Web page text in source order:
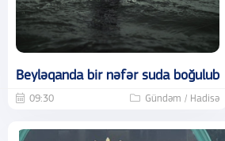
Beyləqanda bir nəfər suda boğulub
09:30 Gündəm / Hadisə